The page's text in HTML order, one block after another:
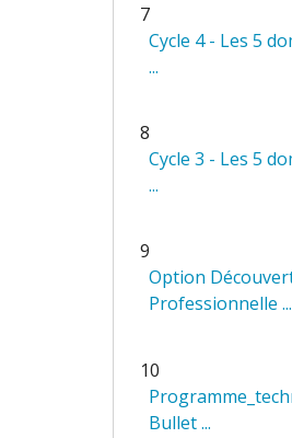
7
Cycle 4 - Les 5
...
8
Cycle 3 - Les 5
...
9
Option
Professionnelle ...
10
Bullet ...